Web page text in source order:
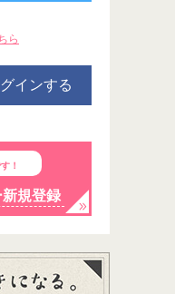
ら
インする
！
規登録